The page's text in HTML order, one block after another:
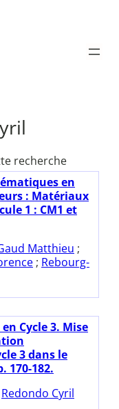
recherche
en
: Matériaux
1 : CM1 et
Matthieu ;
; Rebourg-
Cycle 3. Mise
3 dans le
170-182.
Redondo Cyril